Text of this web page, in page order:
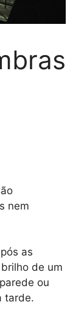
nem
as
de um
ou
tarde.